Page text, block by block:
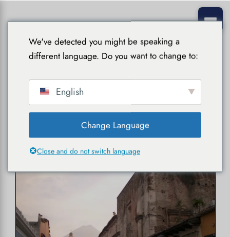
novembre 2025
We've detected you might be speaking a
different language. Do you want to change to:
English
Change Language
Close and do not switch language